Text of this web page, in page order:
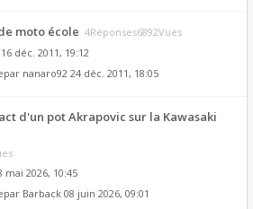
moto école 4Réponses6892Vues
déc. 2011, 19:12
nanaro92 24 déc. 2011, 18:05
d'un pot Akrapovic sur la Kawasaki
mai 2026, 10:45
Barback 08 juin 2026, 09:01